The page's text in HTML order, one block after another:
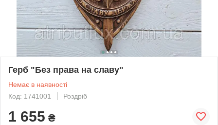
Герб "Без права на славу"
Немає в наявності
Код: 1741001
Роздріб
1 655 ₴